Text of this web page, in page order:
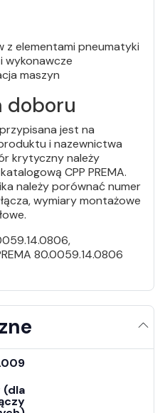
z elementami pneumatyki
wykonawcze
maszyn
doboru
jest na
i nazewnictwa
krytyczny należy
CPP PREMA.
należy porównać numer
wymiary montażowe
80.0059.14.0806
(dla